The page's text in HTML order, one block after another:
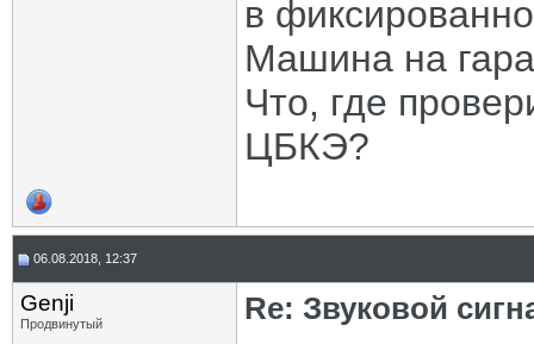
в
Машина на
Что, где
ЦБКЭ?
06.08.2018, 12:37
Genji
Продвинутый
Re: Звуковой